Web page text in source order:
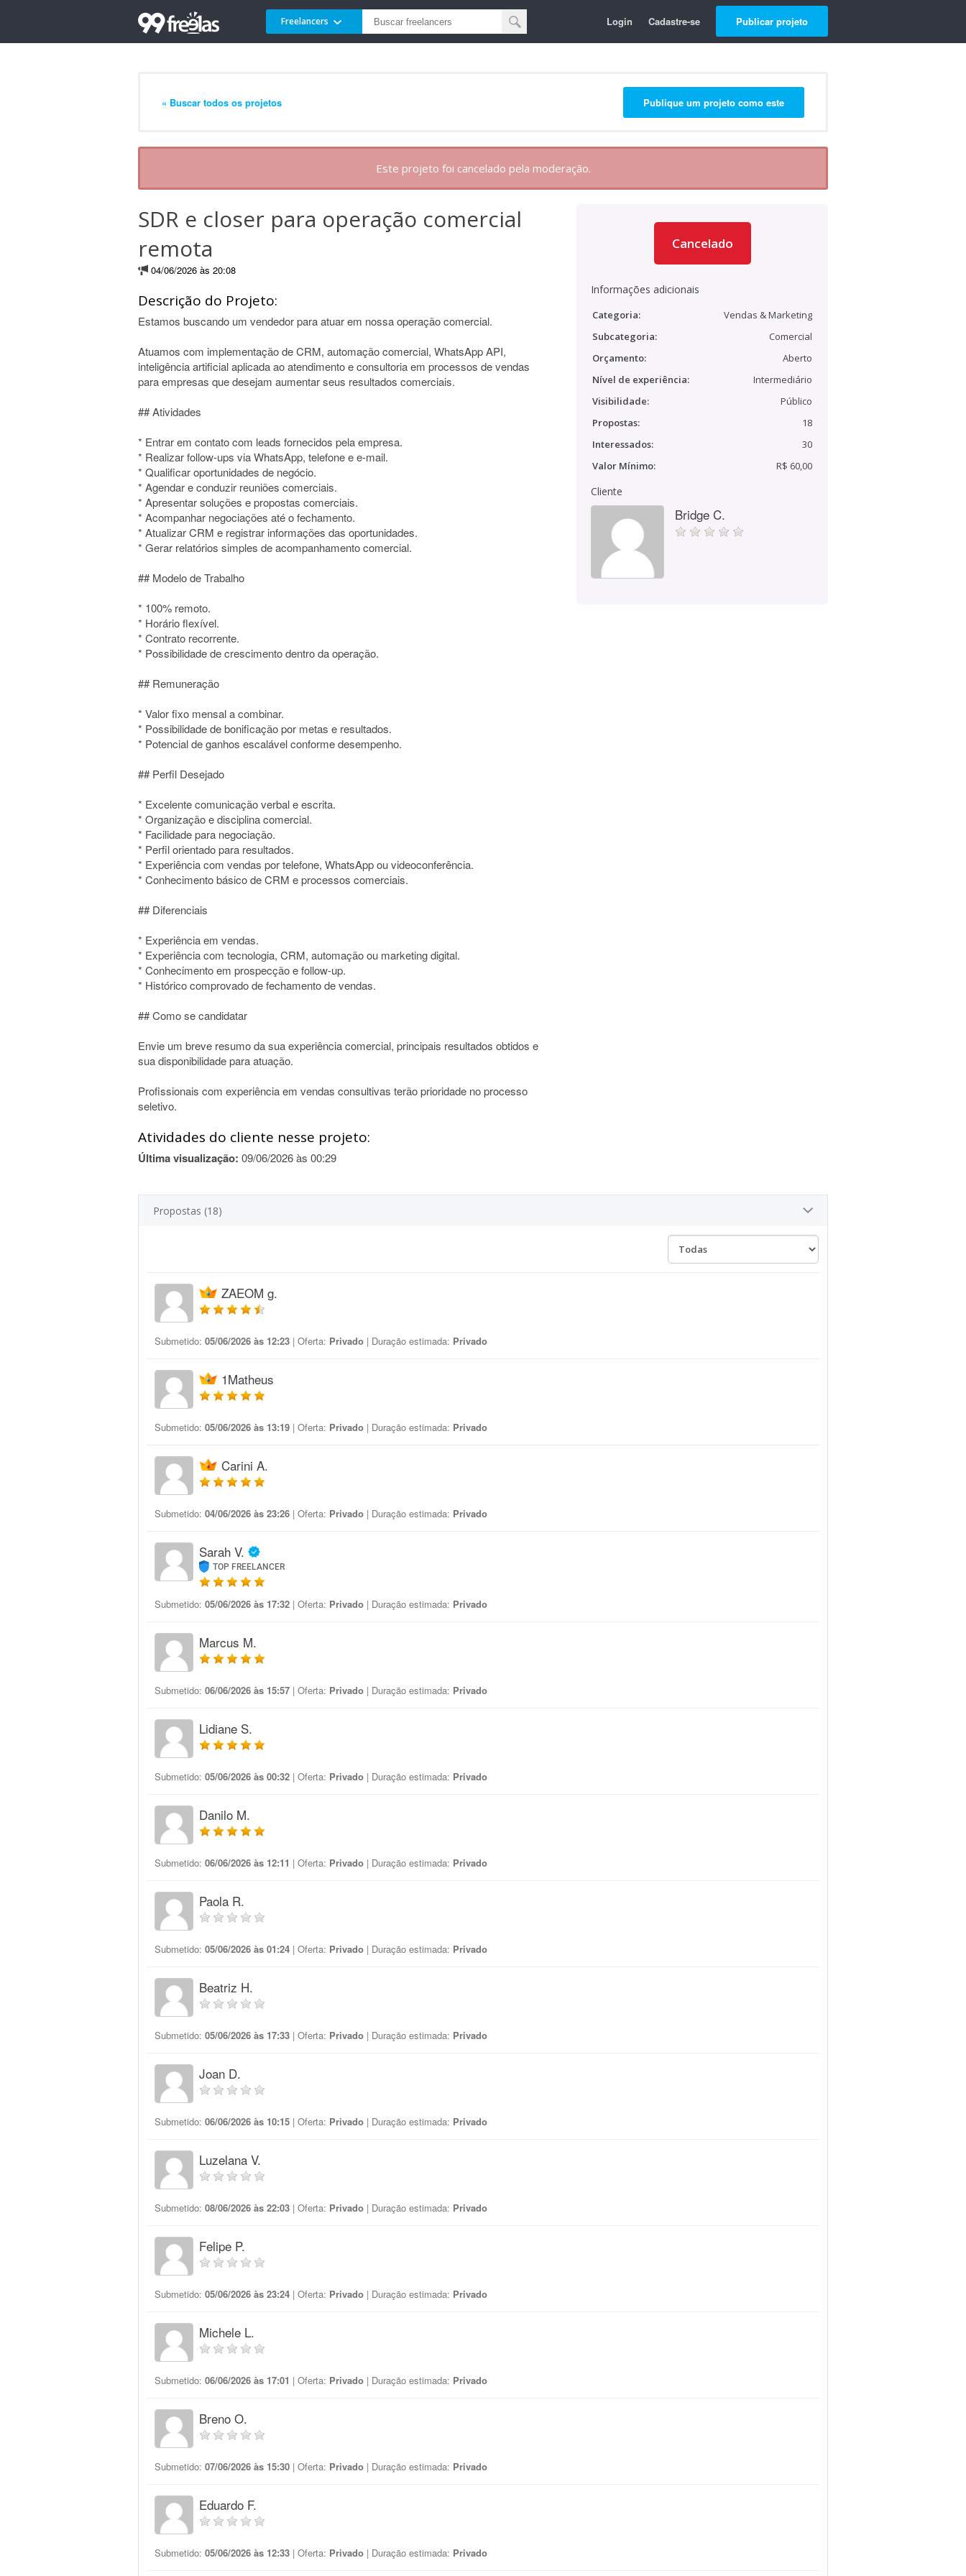
Freelancers Login Cadastre-se Publicar projeto
« Buscar todos os projetos Publique um projeto como este
Este projeto foi cancelado pela moderação.
SDR e closer para operação comercial
remota
04/06/2026 às 20:08
Descrição do Projeto:
Estamos buscando um vendedor para atuar em nossa operação comercial.
Atuamos com implementação de CRM, automação comercial, WhatsApp API,
inteligência artificial aplicada ao atendimento e consultoria em processos de vendas
para empresas que desejam aumentar seus resultados comerciais.
## Atividades
* Entrar em contato com leads fornecidos pela empresa.
* Realizar follow-ups via WhatsApp, telefone e e-mail.
* Qualificar oportunidades de negócio.
* Agendar e conduzir reuniões comerciais.
* Apresentar soluções e propostas comerciais.
* Acompanhar negociações até o fechamento.
* Atualizar CRM e registrar informações das oportunidades.
* Gerar relatórios simples de acompanhamento comercial.
## Modelo de Trabalho
* 100% remoto.
* Horário flexível.
* Contrato recorrente.
* Possibilidade de crescimento dentro da operação.
## Remuneração
* Valor fixo mensal a combinar.
* Possibilidade de bonificação por metas e resultados.
* Potencial de ganhos escalável conforme desempenho.
## Perfil Desejado
* Excelente comunicação verbal e escrita.
* Organização e disciplina comercial.
* Facilidade para negociação.
* Perfil orientado para resultados.
* Experiência com vendas por telefone, WhatsApp ou videoconferência.
* Conhecimento básico de CRM e processos comerciais.
## Diferenciais
* Experiência em vendas.
* Experiência com tecnologia, CRM, automação ou marketing digital.
* Conhecimento em prospecção e follow-up.
* Histórico comprovado de fechamento de vendas.
## Como se candidatar
Envie um breve resumo da sua experiência comercial, principais resultados obtidos e
sua disponibilidade para atuação.
Profissionais com experiência em vendas consultivas terão prioridade no processo
seletivo.
Atividades do cliente nesse projeto:
Última visualização: 09/06/2026 às 00:29
Cancelado
Informações adicionais
Categoria:
Vendas & Marketing
Subcategoria:
Comercial
Orçamento:
Aberto
Nível de experiência:
Intermediário
Visibilidade:
Público
Propostas:
18
Interessados:
30
Valor Mínimo:
R$ 60,00
Cliente
Bridge C.
Propostas (18)
ZAEOM g.
Submetido: 05/06/2026 às 12:23 | Oferta: Privado | Duração estimada: Privado
1Matheus
Submetido: 05/06/2026 às 13:19 | Oferta: Privado | Duração estimada: Privado
Carini A.
Submetido: 04/06/2026 às 23:26 | Oferta: Privado | Duração estimada: Privado
Sarah V.
TOP FREELANCER
Submetido: 05/06/2026 às 17:32 | Oferta: Privado | Duração estimada: Privado
Marcus M.
Submetido: 06/06/2026 às 15:57 | Oferta: Privado | Duração estimada: Privado
Lidiane S.
Submetido: 05/06/2026 às 00:32 | Oferta: Privado | Duração estimada: Privado
Danilo M.
Submetido: 06/06/2026 às 12:11 | Oferta: Privado | Duração estimada: Privado
Paola R.
Submetido: 05/06/2026 às 01:24 | Oferta: Privado | Duração estimada: Privado
Beatriz H.
Submetido: 05/06/2026 às 17:33 | Oferta: Privado | Duração estimada: Privado
Joan D.
Submetido: 06/06/2026 às 10:15 | Oferta: Privado | Duração estimada: Privado
Luzelana V.
Submetido: 08/06/2026 às 22:03 | Oferta: Privado | Duração estimada: Privado
Felipe P.
Submetido: 05/06/2026 às 23:24 | Oferta: Privado | Duração estimada: Privado
Michele L.
Submetido: 06/06/2026 às 17:01 | Oferta: Privado | Duração estimada: Privado
Breno O.
Submetido: 07/06/2026 às 15:30 | Oferta: Privado | Duração estimada: Privado
Eduardo F.
Submetido: 05/06/2026 às 12:33 | Oferta: Privado | Duração estimada: Privado